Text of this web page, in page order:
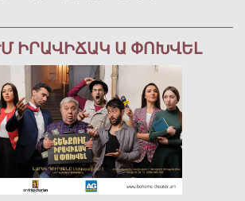
ԻՐԱՎԻՃԱԿ Ա ՓՈԽՎԵԼ